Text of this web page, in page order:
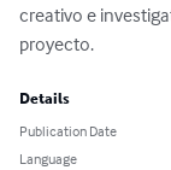
creativo e
proyecto.
Details
Publication Date
Language